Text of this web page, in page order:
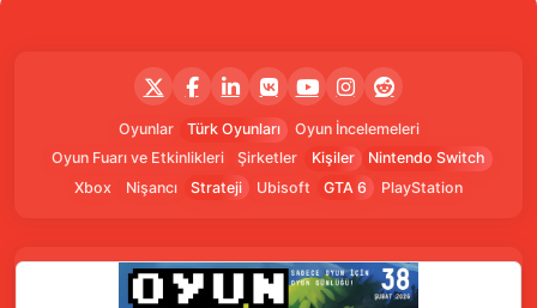
rol yapma oyunu Blue Protocol: Star Resonance, PC
ve mobile geldi. Oyun, 93.762 eş zamanlı oyuncuya
09 Ekim 2025